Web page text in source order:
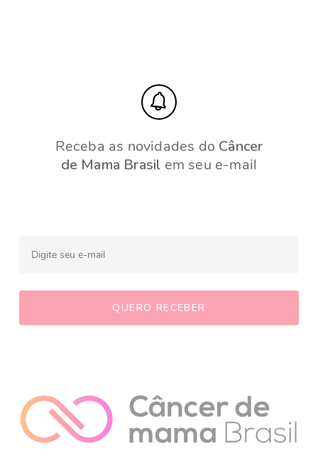
Receba as novidades do Câncer
de Mama Brasil em seu e-mail